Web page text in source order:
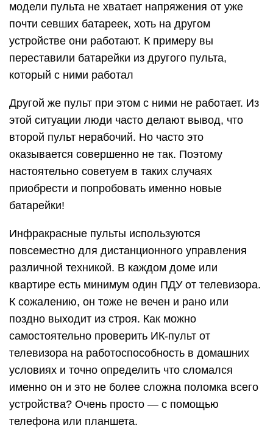
модели пульта не хватает напряжения от уже
почти севших батареек, хоть на другом
устройстве они работают. К примеру вы
переставили батарейки из другого пульта,
который с ними работал
Другой же пульт при этом с ними не работает. Из
этой ситуации люди часто делают вывод, что
второй пульт нерабочий. Но часто это
оказывается совершенно не так. Поэтому
настоятельно советуем в таких случаях
приобрести и попробовать именно новые
батарейки!
Инфракрасные пульты используются
повсеместно для дистанционного управления
различной техникой. В каждом доме или
квартире есть минимум один ПДУ от телевизора.
К сожалению, он тоже не вечен и рано или
поздно выходит из строя. Как можно
самостоятельно проверить ИК-пульт от
телевизора на работоспособность в домашних
условиях и точно определить что сломался
именно он и это не более сложна поломка всего
устройства? Очень просто — с помощью
телефона или планшета.